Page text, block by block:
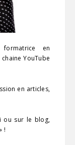
en
YouTube
en articles,
ou sur le blog,
!